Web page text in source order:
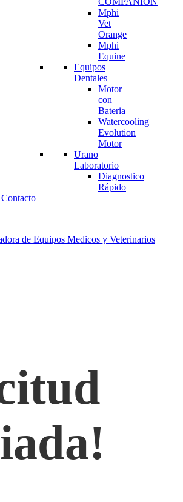
Mphi
Vet
Orange
Mphi
Equine
Equipos
Dentales
Motor
con
Bateria
Watercooling
Evolution
Motor
Urano
Laboratorio
Diagnostico
Rápido
Contacto